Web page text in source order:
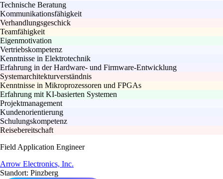
Technische Beratung
Kommunikationsfähigkeit
Verhandlungsgeschick
Teamfähigkeit
Eigenmotivation
Vertriebskompetenz
Kenntnisse in Elektrotechnik
Erfahrung in der Hardware- und Firmware-Entwicklung
Systemarchitekturverständnis
Kenntnisse in Mikroprozessoren und FPGAs
Erfahrung mit KI-basierten Systemen
Projektmanagement
Kundenorientierung
Schulungskompetenz
Reisebereitschaft
Field Application Engineer
Arrow Electronics, Inc.
Standort: Pinzberg